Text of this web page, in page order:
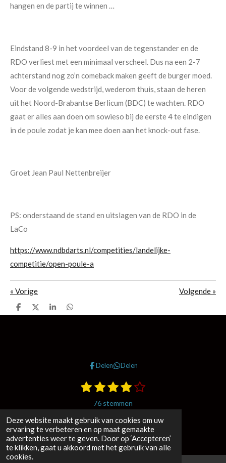
Deze website maakt gebruik van cookies om uw
ervaring te verbeteren en op maat gemaakte
advertenties weer te geven. Door op ‘Accepteren’
te klikken, gaat u akkoord met het gebruik van alle
cookies.
hangen en de partij te winnen …
Eindstand 8-9 in het voordeel van de tegenstander en de
RDO verliest met een minimaal verscheel. Dus na een 2-7
achterstand nog zo’n comeback maken geeft de burger moed.
Voor de volgende wedstrijd, wederom thuis, staan de heren
uit het Noord-Brabantse Berlicum (BDC) te wachten. RDO
gaat er alles aan doen om sowieso bij de eerste 4 te eindigen
in de poule zodat je kan mee doen aan het knock-out fase.
Groet Jean Paul Nettenbreijer
PS: onderstaand de stand en uitslagen van de RDO in de
LaCo
https://www.ndbdarts.nl/competities/landelijke-
competitie/open-poule-a
« Vorige Volgende »
D
e
D
e
S
h
D
e
Delen Delen
t
i
n
g
1
t
e
r
2
s
t
e
r
r
3
s
t
e
r
r
4
s
t
e
r
r
5
t
e
r
r
S
m
m
e
n
76 stemmen
© 2025 RDO Darts
Powered byJouwWeb